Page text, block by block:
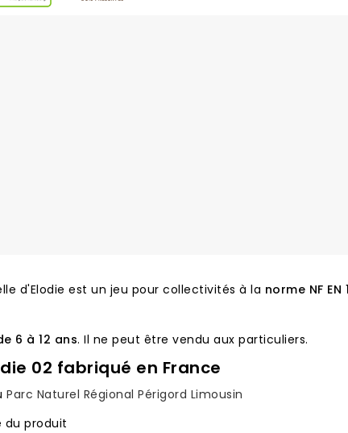
d'Elodie est un jeu pour collectivités à la norme NF EN
6 à 12 ans. Il ne peut être vendu aux particuliers.
02 fabriqué en France
Parc Naturel Régional Périgord Limousin
du produit